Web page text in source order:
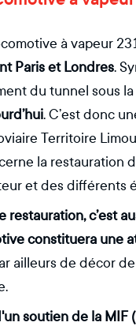
à vapeur
Paris et Londres.
du tunnel sous
. C’est donc
Territoire
la restauration
et des différents
c’est
constituera une
ailleurs de décor
soutien de la